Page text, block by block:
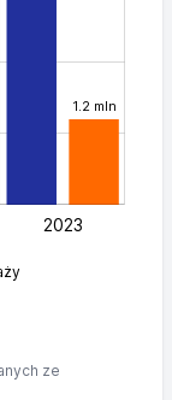
1.2 mln
2023
ze